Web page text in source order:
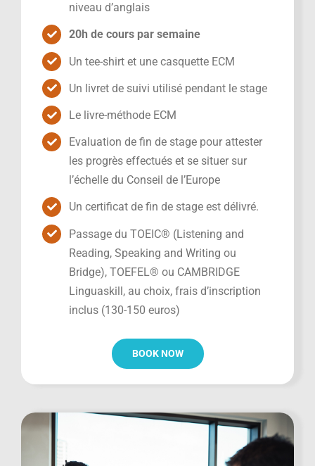
niveau d’anglais
20h de cours par semaine
Un tee-shirt et une casquette ECM
Un livret de suivi utilisé pendant le stage
Le livre-méthode ECM
Evaluation de fin de stage pour attester
les progrès effectués et se situer sur
l’échelle du Conseil de l’Europe
Un certificat de fin de stage est délivré.
Passage du TOEIC® (Listening and
Reading, Speaking and Writing ou
Bridge), TOEFEL® ou CAMBRIDGE
Linguaskill, au choix, frais d’inscription
inclus (130-150 euros)
BOOK NOW